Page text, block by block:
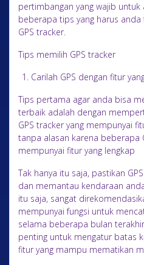
pertimbangan yang wajib
beberapa tips yang harus
GPS tracker.
Tips memilih GPS tracker
Carilah GPS dengan fitur
Tips pertama agar anda bisa
terbaik adalah dengan
GPS tracker yang mempunyai
tanpa alasan karena beberapa
mempunyai fitur yang lengkap
Tak hanya itu saja, pastikan
dan memantau kendaraan
itu saja, sangat
mempunyai fungsi untuk
selama beberapa bulan
penting untuk mengatur batas
fitur yang mampu mematikan